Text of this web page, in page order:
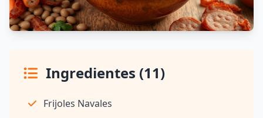
Ingredientes (11)
Frijoles Navales